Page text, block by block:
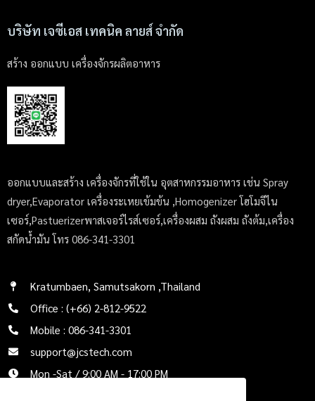
บริษัท เจซีเอส เทคนิค ลายส์ จำกัด
สร้าง ออกแบบ เครื่องจักรผลิตอาหาร
ออกแบบและสร้าง เครื่องจักรที่ใช้ใน อุตสาหกรรมอาหาร เช่น Spray
dryer,Evaporator เครื่องระเหยเข้มข้น ,Homogenizer โฮโมจีไน
เซอร์,Pastuerizerพาสเจอร์ไรส์เซอร์,เครื่องผสม ถังผสม ถังต้ม,เครื่อง
สกัดน้ำมัน โทร 086-341-3301
Kratumbaen, Samutsakorn ,Thailand
Office : (+66) 2-812-9522
Mobile : 086-341-3301
support@jcstech.com
Mon -Sat / 9:00 AM - 17:00 PM